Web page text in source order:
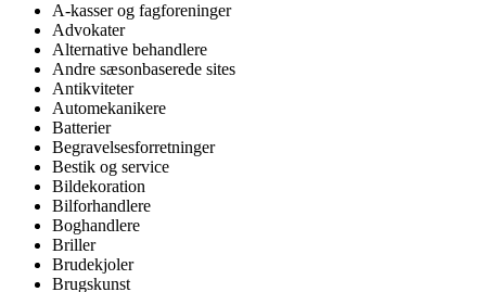
A-kasser og fagforeninger
Advokater
Alternative behandlere
Andre sæsonbaserede sites
Antikviteter
Automekanikere
Batterier
Begravelsesforretninger
Bestik og service
Bildekoration
Bilforhandlere
Boghandlere
Briller
Brudekjoler
Brugskunst